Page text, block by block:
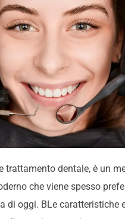
trattamento dentale, è un
che viene spesso
di oggi. BLe caratteristiche